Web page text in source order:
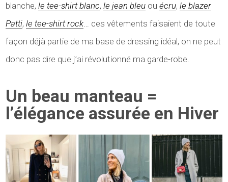
blanche,le tee-shirt blanc,le jean bleu ouécru,le blazer
Patti,le tee-shirt rock… ces vêtements faisaient de toute
façon déjà partie de ma base de dressing idéal, on ne peut
donc pas dire que j’ai révolutionné ma garde-robe.
Un beau manteau =
l’élégance assurée en Hiver